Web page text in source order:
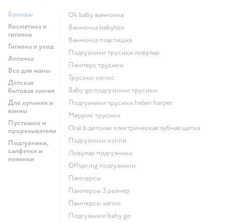
Бренды
Косметика и
гигиена
Гигиена и уход
Аптечка
Все для мамы
Детская
бытовая химия
Для купания и
ванны
Пустышки и
прорезыватели
Подгузники,
салфетки и
пеленки
ok baby ванночка
ванночка babyton
ванночка пластишка
подгузники трусики ловулар
памперс трусики
трусики хаггис
baby go подгузники трусики
подгузники трусики helen harper
меррис трусики
oral b детская электрическая зубная щетка
подгузники хэппи
ловулар подгузники
offspring подгузники
памперсы
памперсы 3 размер
памперсы хаггис
подгузники baby go